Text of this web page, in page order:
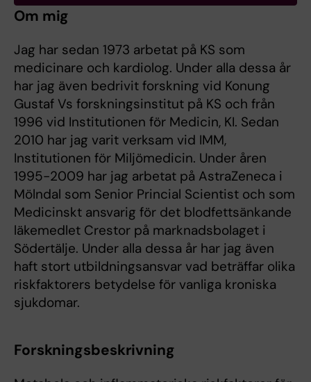
Om mig
Jag har sedan 1973 arbetat på KS som
medicinare och kardiolog. Under alla dessa år
har jag även bedrivit forskning vid Konung
Gustaf Vs forskningsinstitut på KS och från
1996 vid Institutionen för Medicin, KI. Sedan
2010 har jag varit verksam vid IMM,
Institutionen för Miljömedicin. Under åren
1995-2009 har jag arbetat på AstraZeneca i
Mölndal som Senior Princial Scientist och som
Medicinskt ansvarig för det blodfettsänkande
läkemedlet Crestor på marknadsbolaget i
Södertälje. Under alla dessa år har jag även
haft stort utbildningsansvar vad beträffar olika
riskfaktorers betydelse för vanliga kroniska
sjukdomar.
Forskningsbeskrivning